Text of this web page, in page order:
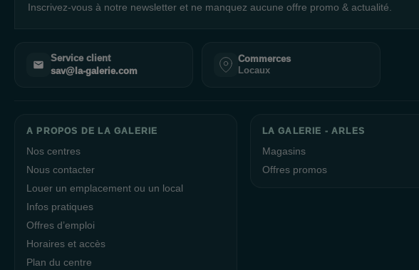
Inscrivez-vous à notre newsletter et ne manquez aucune offre promo & actualité.
Service client
sav@la-galerie.com
Commerces
Locaux
A PROPOS DE LA GALERIE
Nos centres
Nous contacter
Louer un emplacement ou un local
Infos pratiques
Offres d’emploi
Horaires et accès
Plan du centre
LA GALERIE - ARLES
Magasins
Offres promos